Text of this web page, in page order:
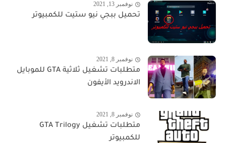
نوفمبر 13, 2021
تحميل ببجي نيو ستيت للكمبيوتر
نوفمبر 8, 2021
متطلبات تشغيل ثلاثية GTA للموبايل
الاندرويد الأيفون
نوفمبر 8, 2021
متطلبات تشغيل GTA Trilogy
للكمبيوتر